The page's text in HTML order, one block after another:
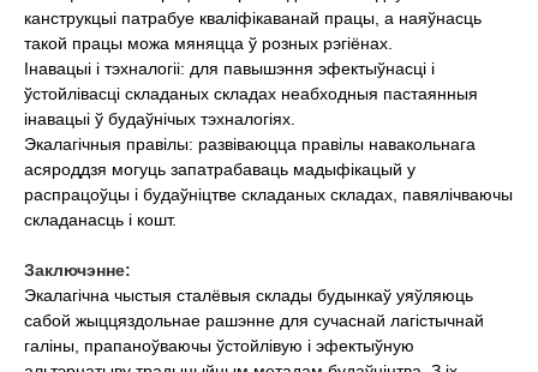
канструкцыі патрабуе кваліфікаванай працы, а наяўнасць
такой працы можа мяняцца ў розных рэгіёнах.
Інавацыі і тэхналогіі: для павышэння эфектыўнасці і
ўстойлівасці складаных складах неабходныя пастаянныя
інавацыі ў будаўнічых тэхналогіях.
Экалагічныя правілы: развіваюцца правілы навакольнага
асяроддзя могуць запатрабаваць мадыфікацый у
распрацоўцы і будаўніцтве складаных складах, павялічваючы
складанасць і кошт.
Заключэнне:
Экалагічна чыстыя сталёвыя склады будынкаў уяўляюць
сабой жыццяздольнае рашэнне для сучаснай лагістычнай
галіны, прапаноўваючы ўстойлівую і эфектыўную